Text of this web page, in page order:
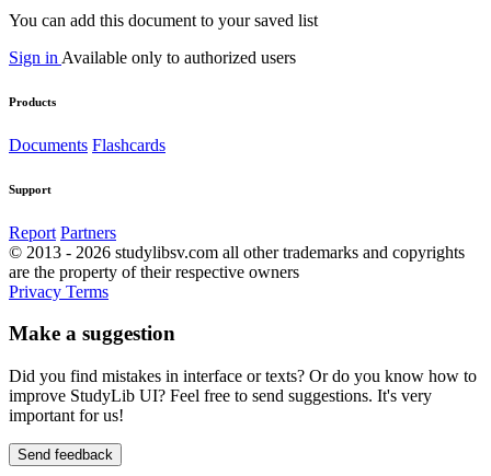
You can add this document to your saved list
Sign in Available only to authorized users
Products
Documents Flashcards
Support
Report Partners
© 2013 - 2026 studylibsv.com all other trademarks and copyrights
are the property of their respective owners
Privacy Terms
Make a suggestion
Did you find mistakes in interface or texts? Or do you know how to
improve StudyLib UI? Feel free to send suggestions. It's very
important for us!
Send feedback